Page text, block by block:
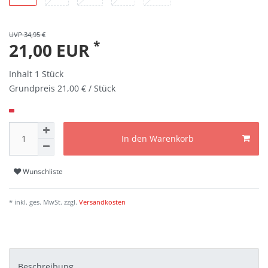
UVP 34,95 €
21,00 EUR *
Inhalt 1 Stück
Grundpreis 21,00 € / Stück
In den Warenkorb
Wunschliste
* inkl. ges. MwSt. zzgl. Versandkosten